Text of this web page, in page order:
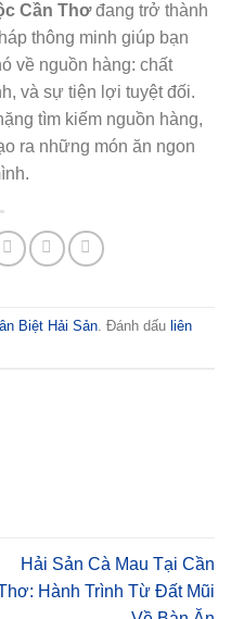
Cần Thơđang trở thành
thông minh giúp bạn
về nguồn hàng: chất
và sự tiện lợi tuyệt đối.
tìm kiếm nguồn hàng,
ra những món ăn ngon
Biệt Hải Sản . Đánh dấu liên
Hải Sản Cà Mau Tại Cần
Hành Trình Từ Đất Mũi